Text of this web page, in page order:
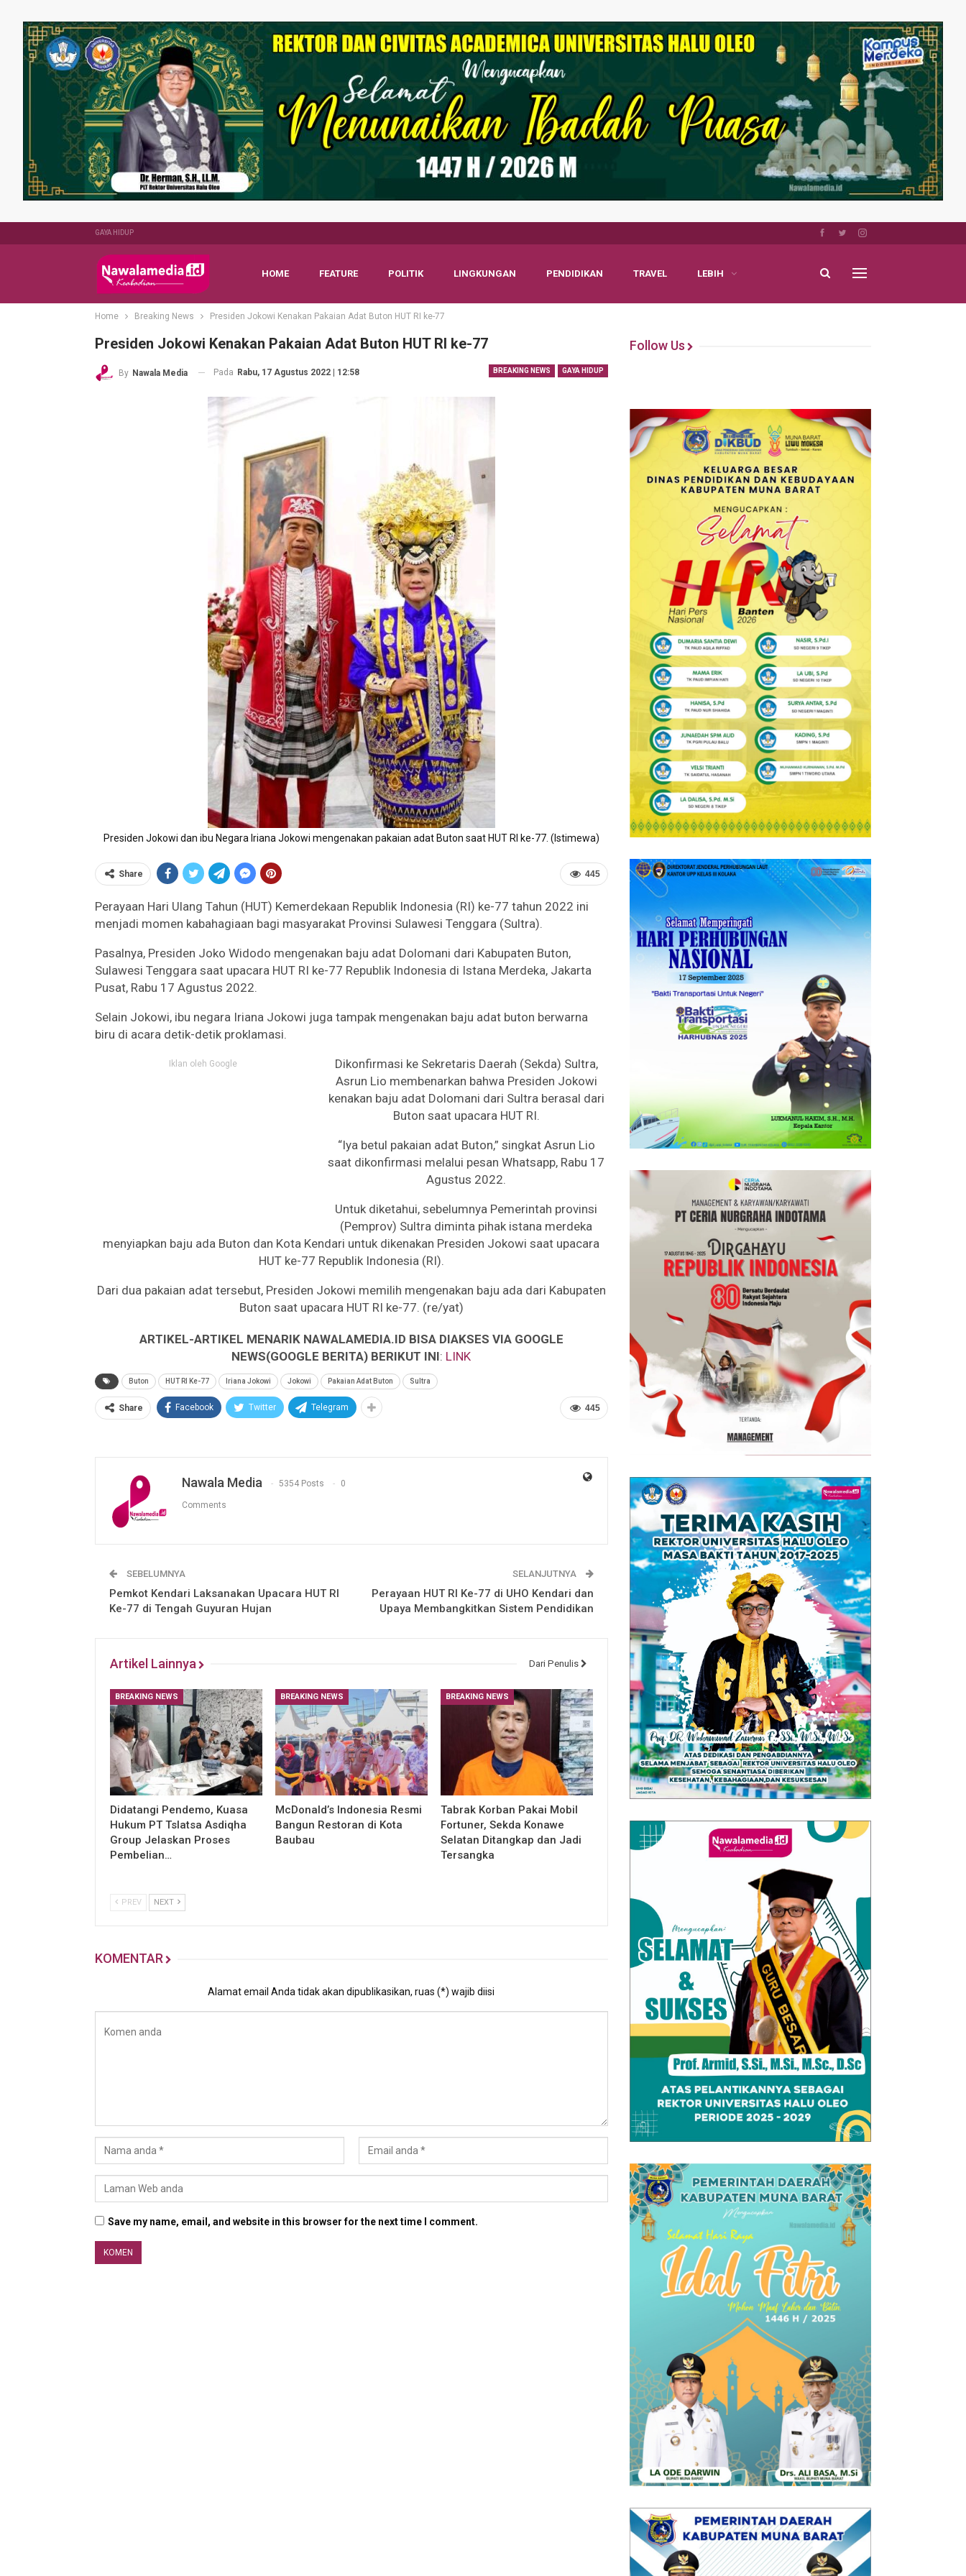
GAYA HIDUP
HOME FEATURE POLITIK LINGKUNGAN PENDIDIKAN TRAVEL LEBIH
Home Breaking News Presiden Jokowi Kenakan Pakaian Adat Buton HUT RI ke-77
Presiden Jokowi Kenakan Pakaian Adat Buton HUT RI ke-77
BREAKING NEWS GAYA HIDUP
By Nawala Media Pada Rabu, 17 Agustus 2022 | 12:58
Presiden Jokowi dan ibu Negara Iriana Jokowi mengenakan pakaian adat Buton saat HUT RI ke-77. (Istimewa)
445
Share
Perayaan Hari Ulang Tahun (HUT) Kemerdekaan Republik Indonesia (RI) ke-77 tahun 2022 ini
menjadi momen kabahagiaan bagi masyarakat Provinsi Sulawesi Tenggara (Sultra).
Pasalnya, Presiden Joko Widodo mengenakan baju adat Dolomani dari Kabupaten Buton,
Sulawesi Tenggara saat upacara HUT RI ke-77 Republik Indonesia di Istana Merdeka, Jakarta
Pusat, Rabu 17 Agustus 2022.
Selain Jokowi, ibu negara Iriana Jokowi juga tampak mengenakan baju adat buton berwarna
biru di acara detik-detik proklamasi.
Iklan oleh Google
Dikonfirmasi ke Sekretaris Daerah (Sekda) Sultra,
Asrun Lio membenarkan bahwa Presiden Jokowi
kenakan baju adat Dolomani dari Sultra berasal dari
Buton saat upacara HUT RI.
“Iya betul pakaian adat Buton,” singkat Asrun Lio
saat dikonfirmasi melalui pesan Whatsapp, Rabu 17
Agustus 2022.
Untuk diketahui, sebelumnya Pemerintah provinsi
(Pemprov) Sultra diminta pihak istana merdeka
menyiapkan baju ada Buton dan Kota Kendari untuk dikenakan Presiden Jokowi saat upacara
HUT ke-77 Republik Indonesia (RI).
Dari dua pakaian adat tersebut, Presiden Jokowi memilih mengenakan baju ada dari Kabupaten
Buton saat upacara HUT RI ke-77. (re/yat)
ARTIKEL-ARTIKEL MENARIK NAWALAMEDIA.ID BISA DIAKSES VIA GOOGLE
NEWS(GOOGLE BERITA) BERIKUT INI: LINK
Buton HUT RI Ke-77 Iriana Jokowi Jokowi Pakaian Adat Buton Sultra
445
Share Facebook Twitter Telegram
Nawala Media 5354 Posts 0
Comments
SEBELUMNYA
Pemkot Kendari Laksanakan Upacara HUT RI
Ke-77 di Tengah Guyuran Hujan
SELANJUTNYA
Perayaan HUT RI Ke-77 di UHO Kendari dan
Upaya Membangkitkan Sistem Pendidikan
Artikel Lainnya Dari Penulis
BREAKING NEWS
Didatangi Pendemo, Kuasa
Hukum PT Tslatsa Asdiqha
Group Jelaskan Proses
Pembelian…
BREAKING NEWS
McDonald’s Indonesia Resmi
Bangun Restoran di Kota
Baubau
BREAKING NEWS
Tabrak Korban Pakai Mobil
Fortuner, Sekda Konawe
Selatan Ditangkap dan Jadi
Tersangka
PREV NEXT
KOMENTAR
Alamat email Anda tidak akan dipublikasikan, ruas (*) wajib diisi
Save my name, email, and website in this browser for the next time I comment.
Follow Us